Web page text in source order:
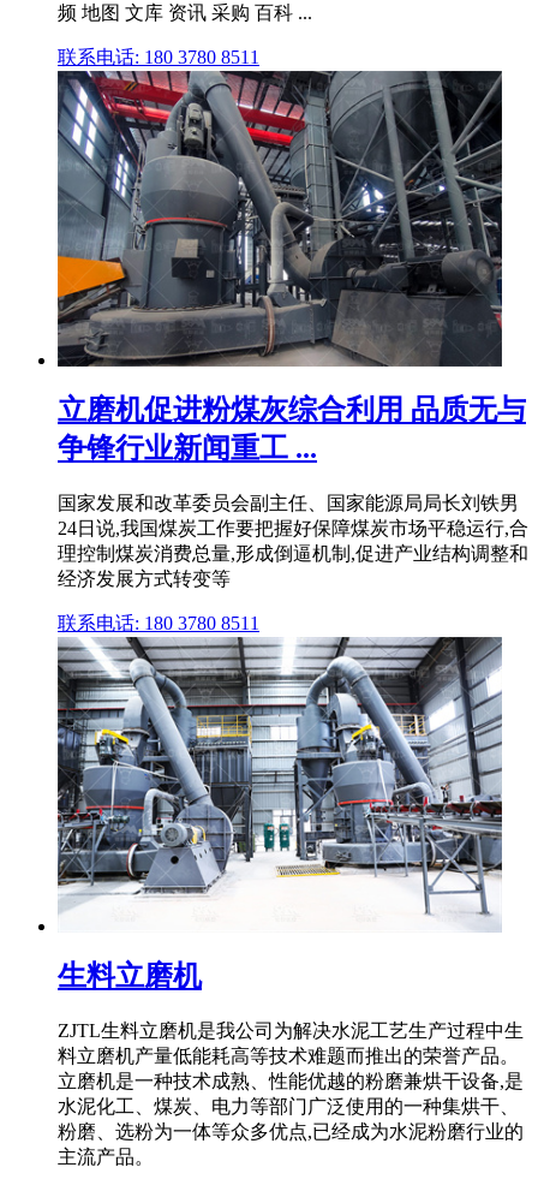
频 地图 文库 资讯 采购 百科 ...
联系电话: 180 3780 8511
立磨机促进粉煤灰综合利用 品质无与
争锋行业新闻重工 ...
国家发展和改革委员会副主任、国家能源局局长刘铁男
24日说,我国煤炭工作要把握好保障煤炭市场平稳运行,合
理控制煤炭消费总量,形成倒逼机制,促进产业结构调整和
经济发展方式转变等
联系电话: 180 3780 8511
生料立磨机
ZJTL生料立磨机是我公司为解决水泥工艺生产过程中生
料立磨机产量低能耗高等技术难题而推出的荣誉产品。
立磨机是一种技术成熟、性能优越的粉磨兼烘干设备,是
水泥化工、煤炭、电力等部门广泛使用的一种集烘干、
粉磨、选粉为一体等众多优点,已经成为水泥粉磨行业的
主流产品。